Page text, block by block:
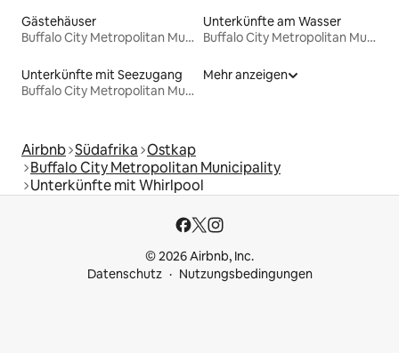
Gästehäuser
Buffalo City Metropolitan Municipality
Unterkünfte am Wasser
Buffalo City Metropolitan Municipality
Unterkünfte mit Seezugang
Buffalo City Metropolitan Municipality
Mehr anzeigen
Airbnb Südafrika Ostkap
Buffalo City Metropolitan Municipality
Unterkünfte mit Whirlpool
© 2026 Airbnb, Inc.
Datenschutz
Nutzungsbedingungen